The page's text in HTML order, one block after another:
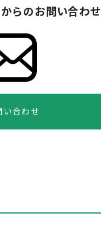
らのお問い合わせ
い合わせ